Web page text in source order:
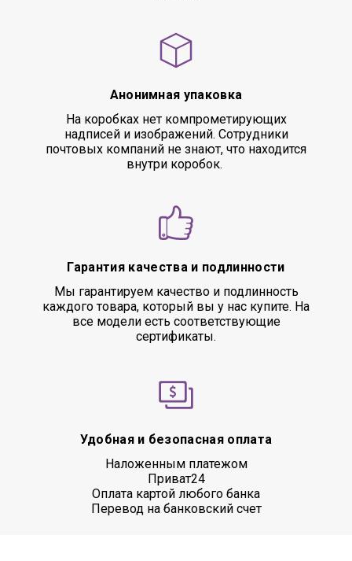
Анонимная упаковка
На коробках нет компрометирующих
надписей и изображений. Сотрудники
почтовых компаний не знают, что находится
внутри коробок.
Гарантия качества и подлинности
Мы гарантируем качество и подлинность
каждого товара, который вы у нас купите. На
все модели есть соответствующие
сертификаты.
Удобная и безопасная оплата
Наложенным платежом
Приват24
Оплата картой любого банка
Перевод на банковский счет